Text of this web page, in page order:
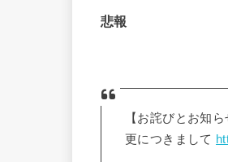
悲報
【お詫びとお知
更につきまして